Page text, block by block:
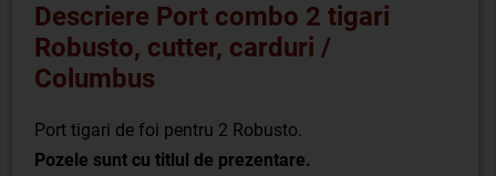
Descriere Port combo 2 tigari
Robusto, cutter, carduri /
Columbus
Port tigari de foi pentru 2 Robusto.
Pozele sunt cu titlul de prezentare.